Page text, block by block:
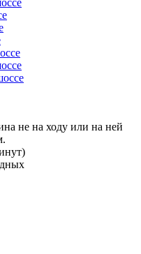
не на ходу или на ней